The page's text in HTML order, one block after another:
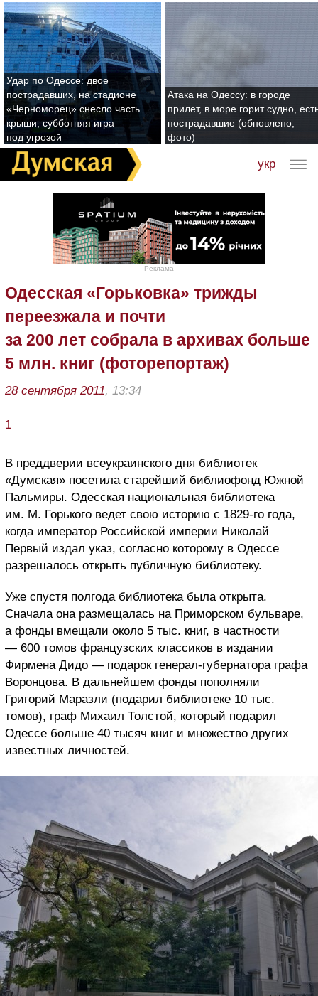
Удар по Одессе: двое
пострадавших, на стадионе
«Черноморец» снесло часть
крыши, субботняя игра
под угрозой
Атака на Одессу: в городе
прилет, в море горит судно,
пострадавшие (обновлено,
фото)
укр
Реклама
Одесская «Горьковка» трижды
переезжала и почти
за 200 лет собрала в архивах больше
5 млн. книг (фоторепортаж)
28 сентября 2011, 13:34
1
В преддверии всеукраинского дня библиотек
«Думская» посетила старейший библиофонд Южной
Пальмиры. Одесская национальная библиотека
им. М. Горького ведет свою историю с 1829-го года,
когда император Российской империи Николай
Первый издал указ, согласно которому в Одессе
разрешалось открыть публичную библиотеку.
Уже спустя полгода библиотека была открыта.
Сначала она размещалась на Приморском бульваре,
а фонды вмещали около 5 тыс. книг, в частности
— 600 томов французских классиков в издании
Фирмена Дидо — подарок генерал-губернатора графа
Воронцова. В дальнейшем фонды пополняли
Григорий Маразли (подарил библиотеке 10 тыс.
томов), граф Михаил Толстой, который подарил
Одессе больше 40 тысяч книг и множество других
известных личностей.